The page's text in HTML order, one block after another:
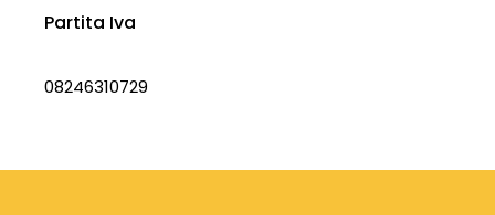
Partita Iva
08246310729